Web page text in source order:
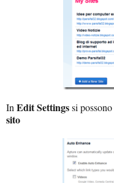
InEdit Settingssi possono
sito